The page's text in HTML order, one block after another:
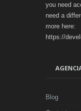
you need
need a
more here:
https://
Blog